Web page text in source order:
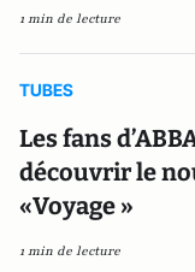
1 min de lecture
TUBES
Les fans
découvrir le
«Voyage »
1 min de lecture